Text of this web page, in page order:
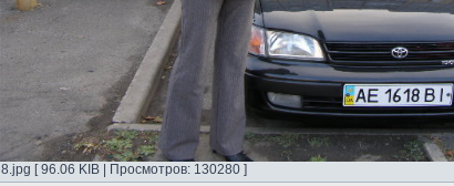
8.jpg [ 96.06 KIB | Просмотров: 130280 ]